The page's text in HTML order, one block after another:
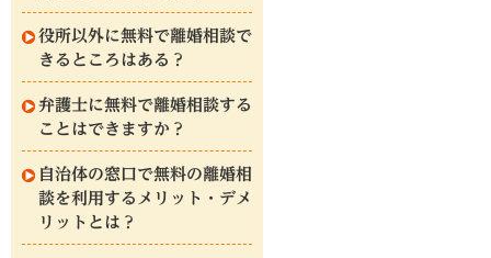
役所以外に無料で離婚相談で
きるところはある？
弁護士に無料で離婚相談する
ことはできますか？
自治体の窓口で無料の離婚相
談を利用するメリット・デメ
リットとは？